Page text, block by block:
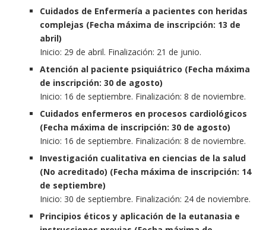
Cuidados de Enfermería a pacientes con heridas
complejas (Fecha máxima de inscripción: 13 de
abril)
Inicio: 29 de abril. Finalización: 21 de junio.
Atención al paciente psiquiátrico (Fecha máxima
de inscripción: 30 de agosto)
Inicio: 16 de septiembre. Finalización: 8 de noviembre.
Cuidados enfermeros en procesos cardiológicos
(Fecha máxima de inscripción: 30 de agosto)
Inicio: 16 de septiembre. Finalización: 8 de noviembre.
Investigación cualitativa en ciencias de la salud
(No acreditado) (Fecha máxima de inscripción: 14
de septiembre)
Inicio: 30 de septiembre. Finalización: 24 de noviembre.
Principios éticos y aplicación de la eutanasia e